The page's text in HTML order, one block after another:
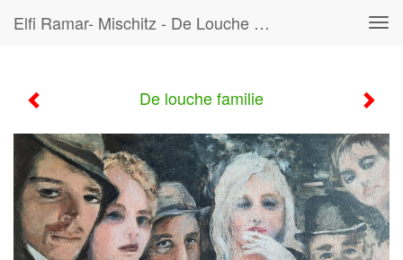
Elfi Ramar- Mischitz - De Louche Familie
De louche familie